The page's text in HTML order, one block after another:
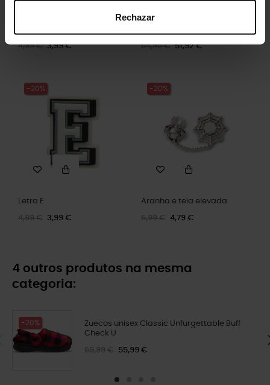
Rechazar
4,99 € 3,99 € 64,90 € 51,92 €
-20%
Letra E
4,99 € 3,99 €
-20%
Aranha e teia elevada
5,99 € 4,79 €
4 outros produtos na mesma
categoria:
-20%
Zuecos unisex Classic Unfurgettable Buff
Check U
69,99 € 55,99 €